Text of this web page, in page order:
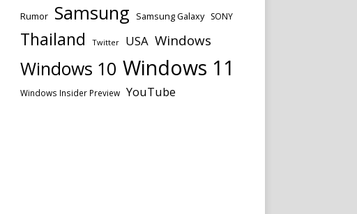
Rumor Samsung Samsung Galaxy SONY
Thailand Twitter USA Windows
Windows 10 Windows 11
Windows Insider Preview YouTube